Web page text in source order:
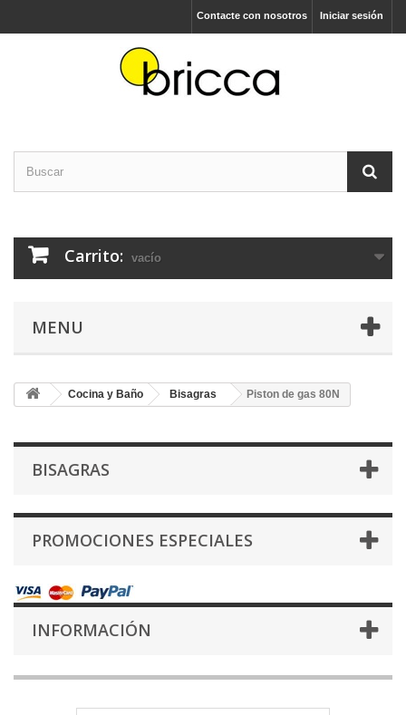
Iniciar sesión
Contacte con nosotros
Carrito: vacío
MENU
Cocina y Baño Bisagras Piston de gas 80N
BISAGRAS
PROMOCIONES ESPECIALES
INFORMACIÓN